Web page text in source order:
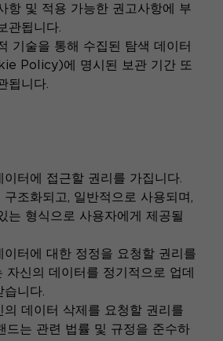
항 및 적용 가능한 권고사항에 부
관됩니다.
기술을 통해 수집된 탐색 데이터
Policy)에 명시된 보관 기간 또
됩니다.
터에 접근할 권리를 가집니다.
조화되고, 일반적으로 사용되며,
는 형식으로 사용자에게 제공될
이터에 대한 정정을 요청할 권리를
자신의 데이터를 정기적으로 업데
습니다.
의 데이터 삭제를 요청할 권리를
드는 관련 법률 및 규정을 준수하